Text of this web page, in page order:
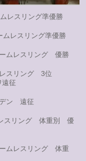
レスリング準優勝
レスリング準優勝
ムレスリング 優勝
スリング 3位
征
ン 遠征
スリング 体重別 優
ムレスリング 体重